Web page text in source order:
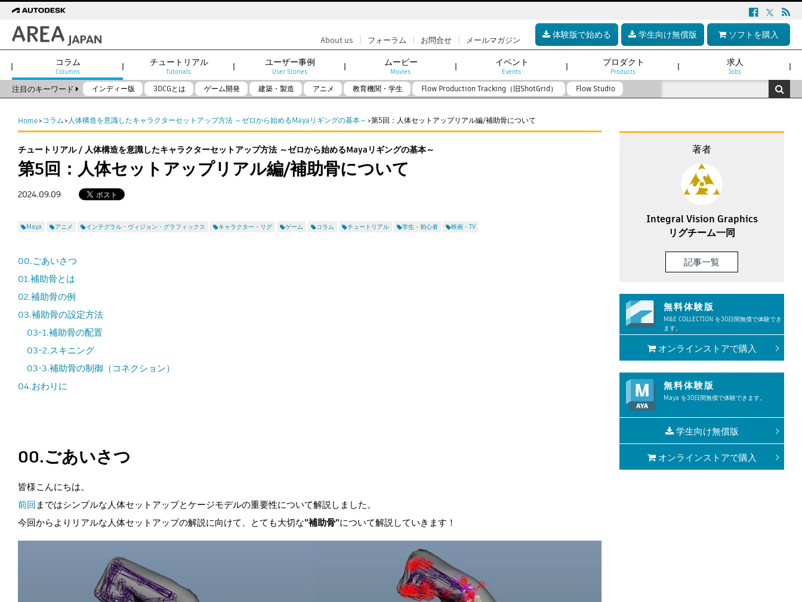
体験版で始める 学生向け無償版 ソフトを購入
About us | フォーラム | お問合せ | メールマガジン
コラム
Columns
チュートリアル
Tutorials
ユーザー事例
User Stories
ムービー
Movies
イベント
Events
プロダクト
Products
求人
Jobs
注目のキーワード インディー版 3DCGとは ゲーム開発 建築・製造 アニメ 教育機関・学生 Flow Production Tracking（旧ShotGrid） Flow Studio
Home>コラム>人体構造を意識したキャラクターセットアップ方法 ～ゼロから始めるMayaリギングの基本～>第5回：人体セットアップリアル編/補助骨について
チュートリアル / 人体構造を意識したキャラクターセットアップ方法 ～ゼロから始めるMayaリギングの基本～
第5回：人体セットアップリアル編/補助骨について
2024.09.09
Maya アニメ インテグラル・ヴィジョン・グラフィックス キャラクター・リグ ゲーム コラム チュートリアル 学生・初心者 映画・TV
00.ごあいさつ
01.補助骨とは
02.補助骨の例
03.補助骨の設定方法
03-1.補助骨の配置
03-2.スキニング
03-3.補助骨の制御（コネクション）
04.おわりに
00.ごあいさつ
皆様こんにちは。
前回まではシンプルな人体セットアップとケージモデルの重要性について解説しました。
今回からよりリアルな人体セットアップの解説に向けて、とても大切な”補助骨”について解説していきます！
著者
Integral Vision Graphics
リグチーム一同
記事一覧
無料体験版
M&E COLLECTION を30日間無償で体験でき
ます。
オンラインストアで購入
無料体験版
Maya を30日間無償で体験できます。
学生向け無償版
オンラインストアで購入